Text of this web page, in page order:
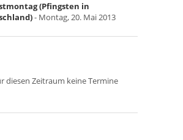
(Pfingsten in
- Montag, 20. Mai 2013
diesen Zeitraum keine Termine